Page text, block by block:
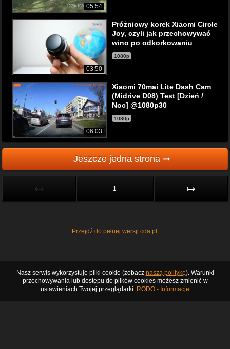
05:54
03:50
Próżniowy korek Xiaomi Circle
Joy, czyli jak przechowywać
wino po odkorkowaniu
1080p
06:03
Xiaomi 70mai Lite Dash Cam
(Midrive D08) Test [Dzień /
Noc] @1080p30
1080p
Jeszcze jedna strona ➞
↤ 1 ↦
Przejdź do pełnej wersji cda.pl
Nasz serwis wykorzystuje pliki cookie (zobacz naszą politykę). Warunki
przechowywania lub dostępu do plików cookies możesz zmienić w
ustawieniach Twojej przeglądarki. RODO - Informacje